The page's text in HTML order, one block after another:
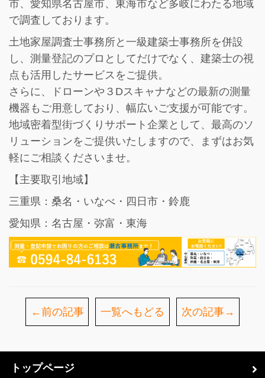
市、愛知県名古屋市、東海市など多岐にわたる地域
で調査しております。
土地家屋調査士事務所と一級建築士事務所を併設
し、 測量登記のプロとしてだけでなく、建築士の視
点も活用したサービス をご提供。
さらに、ドローンや３Dスキャナなどの最新の測量
機器もご用意しており、幅広いご支援が可能です。
地域密着型街づくりサポート企業として、最高のソ
リューションをご提供いたしますので、まずはお気
軽にご相談くださいませ。
【主要取引地域】
三重県：桑名・いなべ・四日市・鈴鹿
愛知県：名古屋・弥富・東海
←前の記事 一覧へもどる 次の記事→
トップページ